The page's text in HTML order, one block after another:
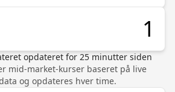
opdateret for 25 minutter siden
mid-market-kurser baseret på live
og opdateres hver time.